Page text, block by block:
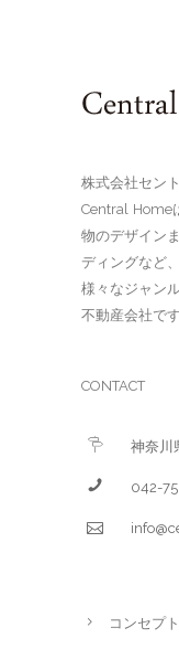
株式会社セン
Central Home
物のデザイン
ディングなど、
様々なジャン
不動産会社です
CONTACT
神奈川
042-
コンセプト